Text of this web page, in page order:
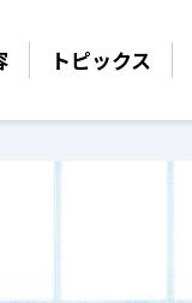
トピックス